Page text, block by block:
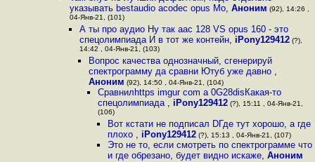
указывать bestaudio acodec opus Мо,Аноним (92), 14:26 ,
04-Янв-21, (101)
А ты про аудио Ну так aac 128 VS opus 160 - это
спецолимпиада И в тот же контейн, iPony129412(?),
14:42 , 04-Янв-21, (103)
Вопрос качества однозначный, сгенерируй
спектрограмму да сравни Ютуб уже давно ,
Аноним (92), 14:50 , 04-Янв-21, (104)
Сравнилhttps imgur com a 0G28disКакая-то
спецолимпиада , iPony129412 (?), 15:11 , 04-Янв-21,
(106)
Вот кстати не подписал DГде тут хорошо, а где
плохо , iPony129412(?), 15:13 , 04-Янв-21, (107)
Это не то, если смотреть по спектрограмме что
и где обрезано, будет видно искаже, Аноним